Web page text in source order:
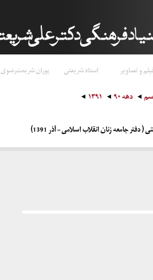
و تصاویر استاد شریعتی پوران شریعت‌رضوی
دهه ۹۰ ۱۳۹۱
جامعه زنان انقلاب اسلامی – آذر 1391)